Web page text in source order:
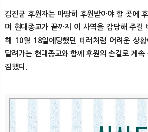
김진균 후원자는 마땅히 후원받아야 할 곳에
며 현대종교가 끝까지 이 사역을 감당해 주길
해 10월 18일에당했던 테러처럼 어려운 상
달려가는 현대종교와 함께 후원의 손길로 계속
짐했다.